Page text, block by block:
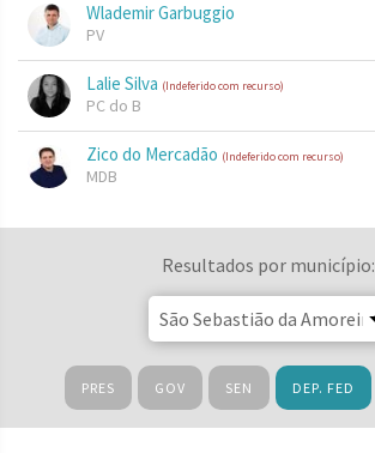
Wlademir Garbuggio
PV
Lalie Silva (Indeferido com recurso)
PC do B
Zico do Mercadão (Indeferido com recurso)
MDB
Resultados por município:
PRES GOV SEN DEP. FED